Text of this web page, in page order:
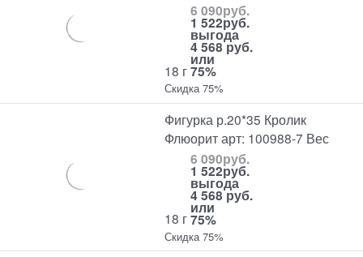
18 г
6 090руб.
1 522руб.
выгода
4 568 руб.
или
75%
Скидка 75%
Фигурка р.20*35 Кролик
Флюорит арт: 100988-7 Вес
18 г
6 090руб.
1 522руб.
выгода
4 568 руб.
или
75%
Скидка 75%